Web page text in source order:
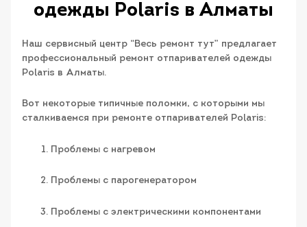
одежды Polaris в Алматы
Наш сервисный центр “Весь ремонт тут” предлагает
профессиональный ремонт отпаривателей одежды
Polaris в Алматы.
Вот некоторые типичные поломки, с которыми мы
сталкиваемся при ремонте отпаривателей Polaris:
Проблемы с нагревом
Проблемы с парогенератором
Проблемы с электрическими компонентами